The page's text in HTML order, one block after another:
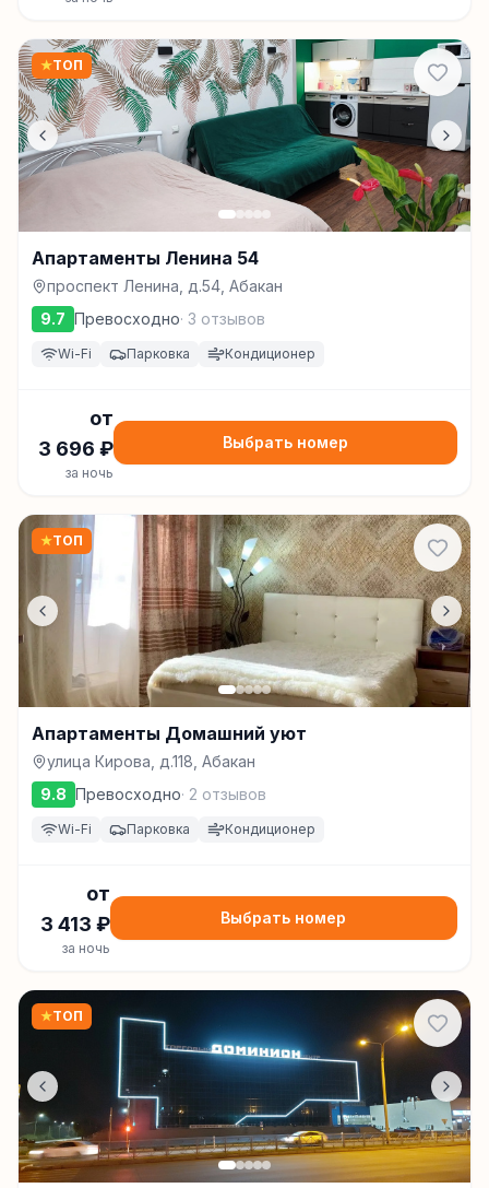
★ТОП
Апартаменты Ленина 54
проспект Ленина, д.54, Абакан
9.7 Превосходно· 3 отзывов
Wi-Fi Парковка Кондиционер
от
3 696 ₽
за ночь
Выбрать номер
★ТОП
Апартаменты Домашний уют
улица Кирова, д.118, Абакан
9.8 Превосходно· 2 отзывов
Wi-Fi Парковка Кондиционер
от
3 413 ₽
за ночь
Выбрать номер
★ТОП